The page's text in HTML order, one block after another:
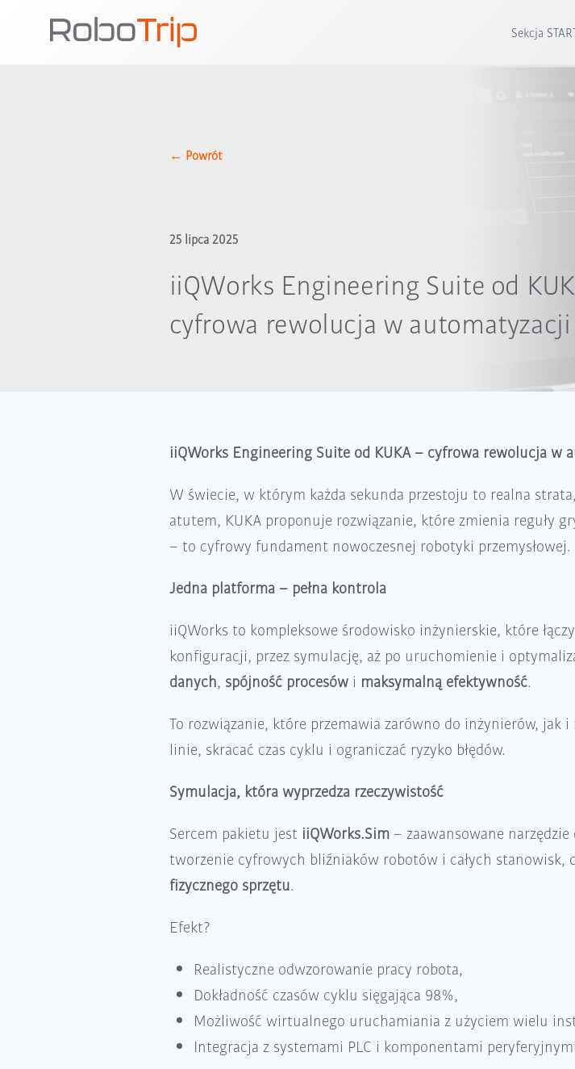
Sekcja
← Powrót
25 lipca 2025
iiQWorks Engineering Suite od
cyfrowa rewolucja w automatyzacji
iiQWorks Engineering Suite od KUKA – cyfrowa rewolucja w
W świecie, w którym każda sekunda przestoju to realna
atutem, KUKA proponuje rozwiązanie, które zmienia reguły
– to cyfrowy fundament nowoczesnej robotyki przemysłowej.
Jedna platforma – pełna kontrola
iiQWorks to kompleksowe środowisko inżynierskie, które
konfiguracji, przez symulację, aż po uruchomienie i
danych, spójność procesówi maksymalną efektywność.
To rozwiązanie, które przemawia zarówno do inżynierów, jak
linie, skracać czas cyklu i ograniczać ryzyko błędów.
Symulacja, która wyprzedza rzeczywistość
Sercem pakietu jest iiQWorks.Sim– zaawansowane
tworzenie cyfrowych bliźniaków robotów i całych stanowisk,
fizycznego sprzętu.
Efekt?
Realistyczne odwzorowanie pracy robota,
Dokładność czasów cyklu sięgająca 98%,
Możliwość wirtualnego uruchamiania z użyciem wielu
Integracja z systemami PLC i komponentami